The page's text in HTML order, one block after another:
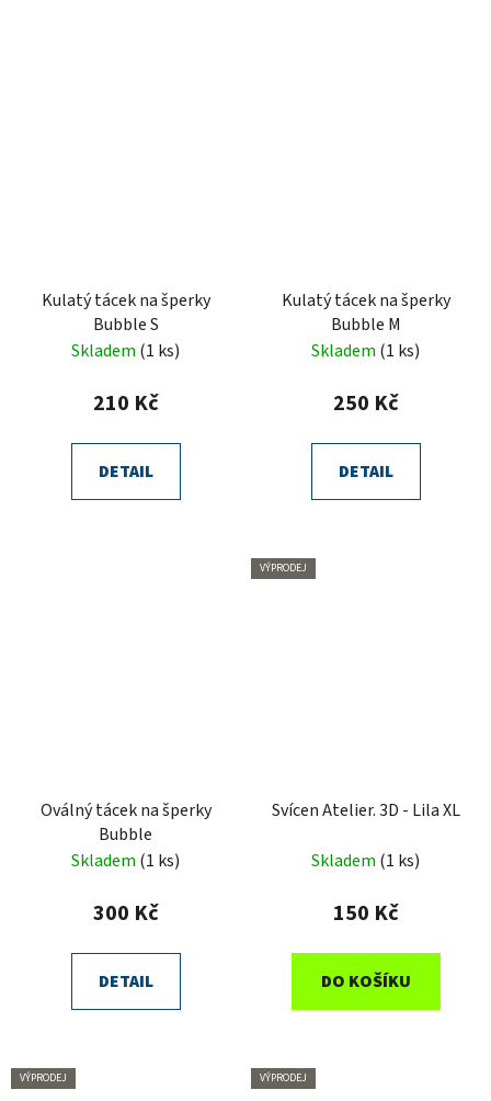
Kulatý tácek na šperky
Bubble S
Skladem (1 ks)
210 Kč
DETAIL
Kulatý tácek na šperky
Bubble M
Skladem (1 ks)
250 Kč
DETAIL
Oválný tácek na šperky
Bubble
Skladem (1 ks)
300 Kč
DETAIL
VÝPRODEJ
Svícen Atelier. 3D - Lila XL
Skladem (1 ks)
150 Kč
DO KOŠÍKU
VÝPRODEJ VÝPRODEJ